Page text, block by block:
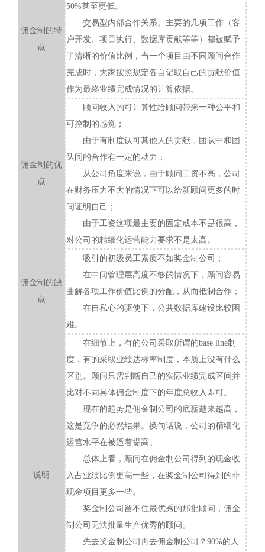
佣金制的特
点
50%甚至更低。
交易型内部合作关系。主要的几项工作（客
户开发、项目执行、数据库贡献等等）都被赋予
了清晰的价值比例，当一个项目由不同顾问合作
完成时，大家按照规定各自记取自己的贡献价值
作为最终业绩完成情况的计算依据。
佣金制的优
点
顾问收入的可计算性给顾问带来一种公平和
可控制的感觉；
由于有制度认可其他人的贡献，团队中和团
队间的合作有一定的动力；
从公司角度来说，由于顾问工资不高，公司
在财务压力不大的情况下可以给新顾问更多的时
间证明自己；
由于工资这项最主要的固定成本不是很高，
对公司的精细化运营能力要求不是太高。
佣金制的缺
点
吸引的初级员工素质不如奖金制公司；
在中间管理层高度不够的情况下，顾问容易
曲解各项工作价值比例的分配，从而抵制合作；
在自私心的驱使下，公共数据库建设比较困
难。
说明
在细节上，有的公司采取所谓的base line制
度，有的采取业绩达标率制度，本质上没有什么
区别。顾问只需判断自己的实际业绩完成区间并
比对不同具体佣金制度下的年度总收入即可。
现在的趋势是佣金制公司的底薪越来越高，
这是竞争的必然结果。换句话说，公司的精细化
运营水平在被逼着提高。
总体上看，顾问在佣金制公司得到的现金收
入占业绩比例更高一些，在奖金制公司得到的非
现金项目更多一些。
奖金制公司留不住最优秀的那批顾问，佣金
制公司无法批量生产优秀的顾问。
先去奖金制公司再去佣金制公司？90%的人